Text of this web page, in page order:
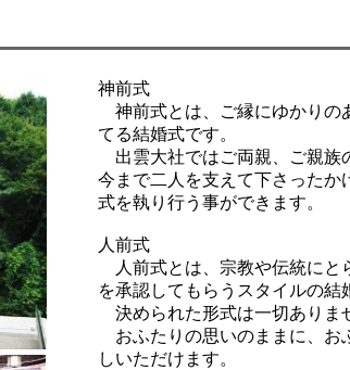
神前式
神前式とは、ご縁にゆかりの
てる結婚式です。
出雲大社ではご両親、ご親族
今まで二人を支えて下さったか
式を執り行う事ができます。
人前式
人前式とは、宗教や伝統にと
を承認してもらうスタイルの結
決められた形式は一切ありま
おふたりの思いのままに、お
しいただけます。